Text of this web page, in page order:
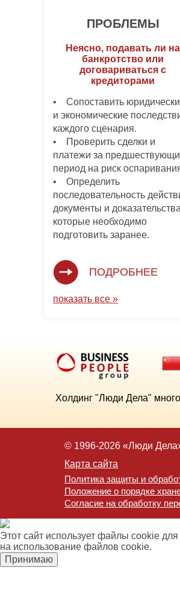
ПРОБЛЕМЫ
Неясно, подавать ли на
банкротство или
договариваться с
кредиторами
• Сопоставить
и экономические
каждого сценария.
• Проверить сделки и
платежи за
период на риск
• Определить
последовательность
документы и
которые необходимо
подготовить заранее.
ПОДРОБНЕЕ
показать все »
Холдинг "Люди Дела"
© 1996-2026 «Люди
Карта сайта
Политика защиты и
Положение о порядке
Согласие на обработку
Этот сайт использует файлы cookie
на использование файлов cookie.
Принимаю